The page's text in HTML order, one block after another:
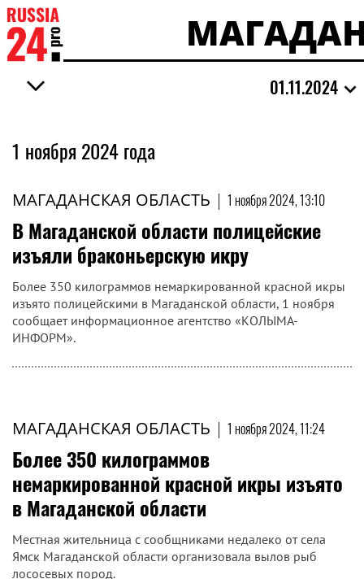
01.11.2024
1 ноября 2024 года
МАГАДАНСКАЯ ОБЛАСТЬ | 1 ноября 2024, 13:10
В Магаданской области полицейские
изъяли браконьерскую икру
Более 350 килограммов немаркированной красной икры
изъято полицейскими в Магаданской области, 1 ноября
сообщает информационное агентство «КОЛЫМА-
ИНФОРМ».
МОСКВА
«Поколение соло»: что
стоит за желанием
молодежи жить с фокусом